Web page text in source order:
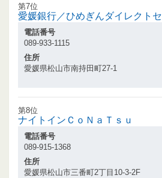
第7位
愛媛銀行／ひめぎんダイレクト
電話番号
089-933-1115
住所
愛媛県松山市南持田町27-1
第8位
ナイトインＣｏＮａＴｓｕ
電話番号
089-915-1368
住所
愛媛県松山市三番町2丁目10-3-2F